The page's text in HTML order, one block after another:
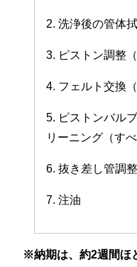
2. 洗浄後の管体
3. ピストン調整（
4. フェルト交換（
5. ピストンバル
リーニング（すべ
6. 抜き差し管調
7. 注油
※納期は、約2週間ほ